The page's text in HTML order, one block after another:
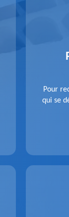
Pour
qui se
dans